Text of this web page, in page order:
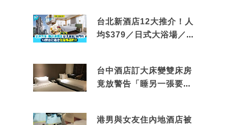
台北新酒店12大推介！人
均$379／日式大浴場／1
台中酒店訂大床變雙床房
竟放警告「睡另一張要加
港男與女友住內地酒店被